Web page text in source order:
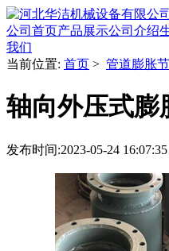
公司首页产品展示公司介绍
我们
当前位置: 首页 > 管道膨胀节
轴向外压式膨
发布时间:2023-05-24 16:07:35